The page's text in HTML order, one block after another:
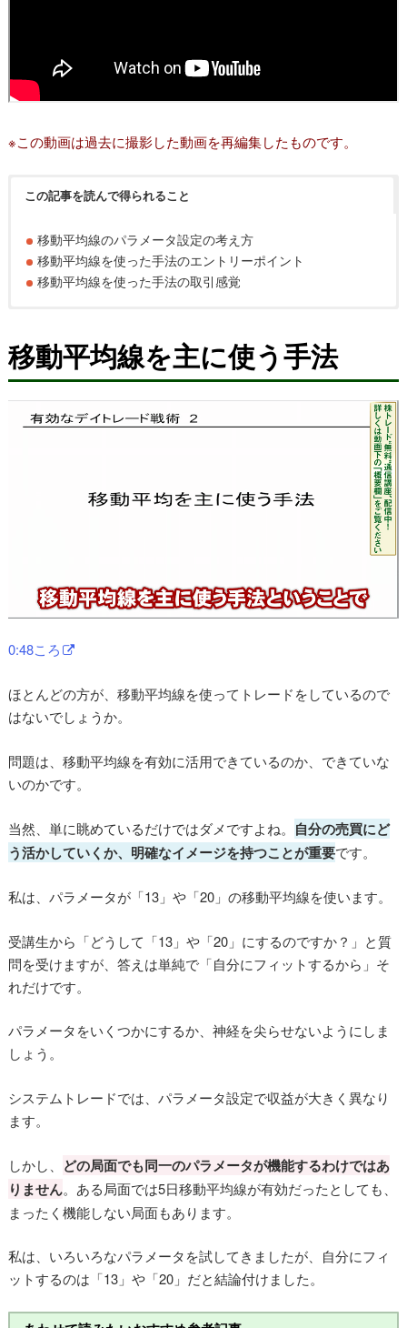
※この動画は過去に撮影した動画を再編集したものです。
この記事を読んで得られること
移動平均線のパラメータ設定の考え方
移動平均線を使った手法のエントリーポイント
移動平均線を使った手法の取引感覚
移動平均線を主に使う手法
0:48ころ
ほとんどの方が、移動平均線を使ってトレードをしているので
はないでしょうか。
問題は、移動平均線を有効に活用できているのか、できていな
いのかです。
当然、単に眺めているだけではダメですよね。 自分の売買にど
う活かしていくか、明確なイメージを持つことが重要です。
私は、パラメータが「13」や「20」の移動平均線を使います。
受講生から「どうして「13」や「20」にするのですか？」と質
問を受けますが、答えは単純で「自分にフィットするから」そ
れだけです。
パラメータをいくつかにするか、神経を尖らせないようにしま
しょう。
システムトレードでは、パラメータ設定で収益が大きく異なり
ます。
しかし、 どの局面でも同一のパラメータが機能するわけではあ
りません。ある局面では5日移動平均線が有効だったとしても、
まったく機能しない局面もあります。
私は、いろいろなパラメータを試してきましたが、自分にフィ
ットするのは「13」や「20」だと結論付けました。